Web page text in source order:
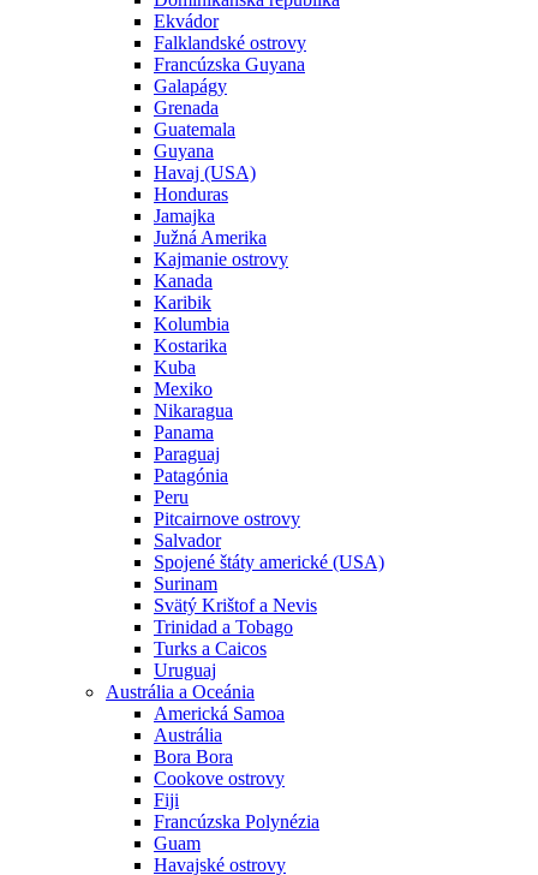
Ekvádor
Falklandské ostrovy
Francúzska Guyana
Galapágy
Grenada
Guatemala
Guyana
Havaj (USA)
Honduras
Jamajka
Južná Amerika
Kajmanie ostrovy
Kanada
Karibik
Kolumbia
Kostarika
Kuba
Mexiko
Nikaragua
Panama
Paraguaj
Patagónia
Peru
Pitcairnove ostrovy
Salvador
Spojené štáty americké (USA)
Surinam
Svätý Krištof a Nevis
Trinidad a Tobago
Turks a Caicos
Uruguaj
Austrália a Oceánia
Americká Samoa
Austrália
Bora Bora
Cookove ostrovy
Fiji
Francúzska Polynézia
Guam
Havajské ostrovy